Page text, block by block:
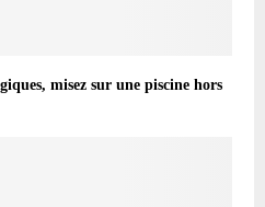
misez sur une piscine hors